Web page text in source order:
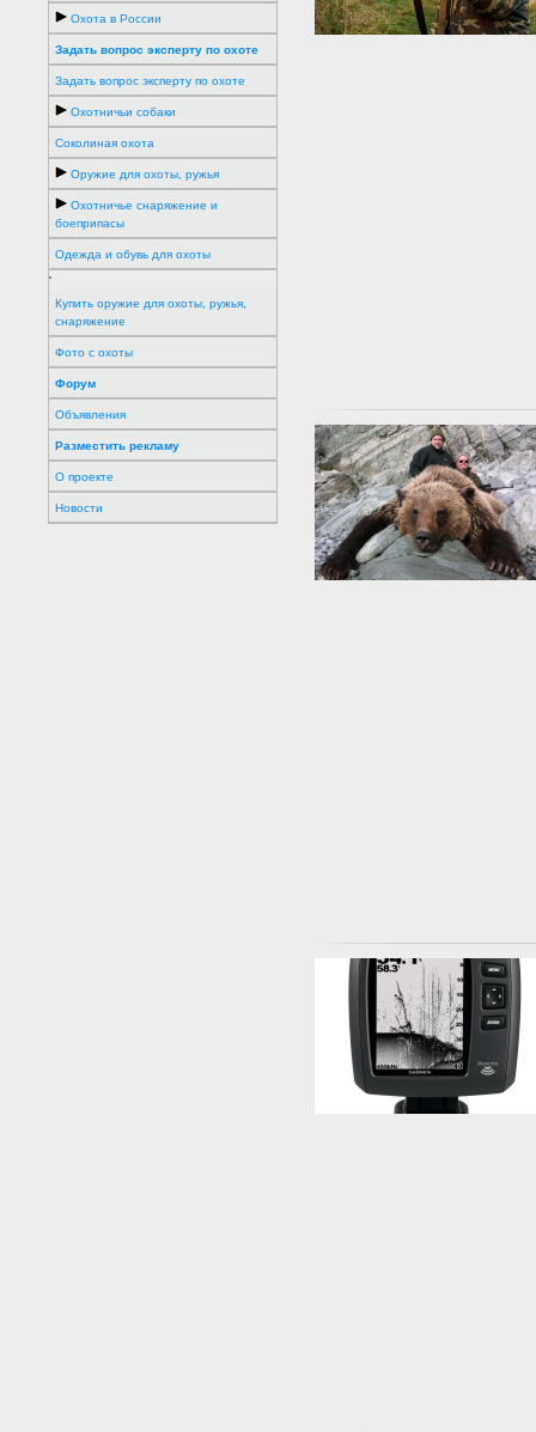
Охота в России
Задать вопрос эксперту по охоте
Задать вопрос эксперту по охоте
Охотничьи собаки
Соколиная охота
Оружие для охоты, ружья
Охотничье снаряжение и
боеприпасы
Одежда и обувь для охоты
'
Купить оружие для охоты, ружья,
снаряжение
Фото с охоты
Форум
Объявления
Разместить рекламу
О проекте
Новости